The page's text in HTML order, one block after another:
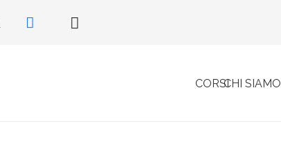
CORSICHI SIAMO